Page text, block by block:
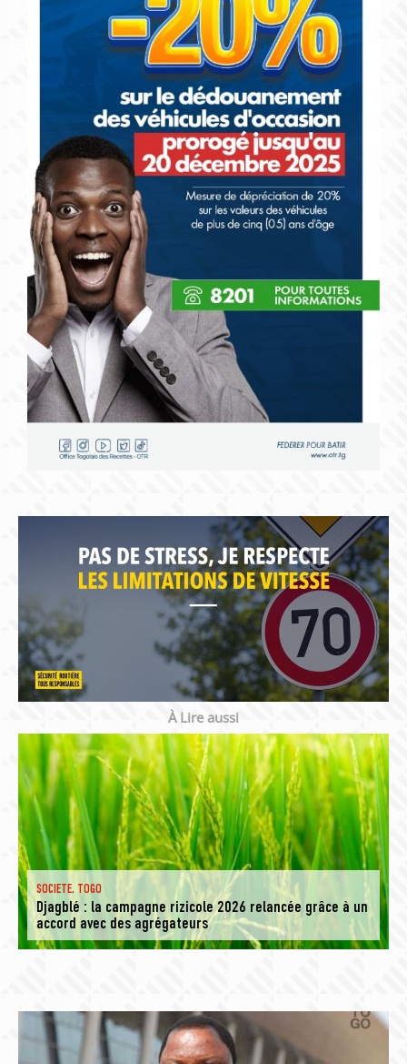
À Lire aussi
SOCIETE, TOGO
Djagblé : la campagne rizicole 2026 relancée grâce à un
accord avec des agrégateurs